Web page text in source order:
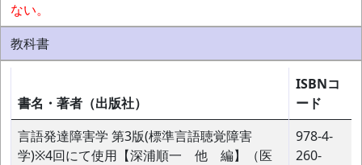
ない。
教科書
書名・著者（出版社）
ISBNコ
ード
言語発達障害学 第3版(標準言語聴覚障害
学)※4回にて使用【深浦順一 他 編】（医
978-4-
260-